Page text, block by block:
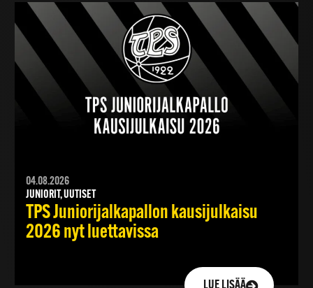
04.08.2026
JUNIORIT, UUTISET
TPS Juniorijalkapallon kausijulkaisu
2026 nyt luettavissa